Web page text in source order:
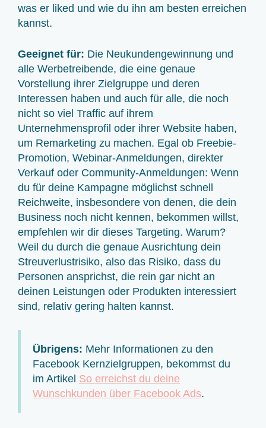
was er liked und wie du ihn am besten erreichen
kannst.
Geeignet für: Die Neukundengewinnung und
alle Werbetreibende, die eine genaue
Vorstellung ihrer Zielgruppe und deren
Interessen haben und auch für alle, die noch
nicht so viel Traffic auf ihrem
Unternehmensprofil oder ihrer Website haben,
um Remarketing zu machen. Egal ob Freebie-
Promotion, Webinar-Anmeldungen, direkter
Verkauf oder Community-Anmeldungen: Wenn
du für deine Kampagne möglichst schnell
Reichweite, insbesondere von denen, die dein
Business noch nicht kennen, bekommen willst,
empfehlen wir dir dieses Targeting. Warum?
Weil du durch die genaue Ausrichtung dein
Streuverlustrisiko, also das Risiko, dass du
Personen ansprichst, die rein gar nicht an
deinen Leistungen oder Produkten interessiert
sind, relativ gering halten kannst.
Übrigens: Mehr Informationen zu den
Facebook Kernzielgruppen, bekommst du
im Artikel So erreichst du deine
Wunschkunden über Facebook Ads.